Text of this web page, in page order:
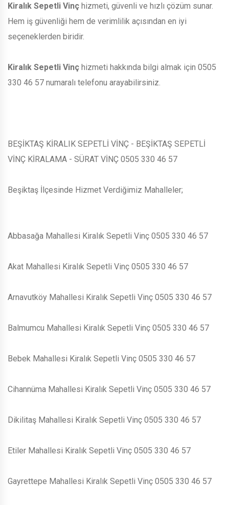
Kiralık Sepetli Vinç hizmeti, güvenli ve hızlı çözüm sunar.
Hem iş güvenliği hem de verimlilik açısından en iyi
seçeneklerden biridir.
Kiralık Sepetli Vinç hizmeti hakkında bilgi almak için 0505
330 46 57 numaralı telefonu arayabilirsiniz.
BEŞİKTAŞ KİRALIK SEPETLİ VİNÇ - BEŞİKTAŞ SEPETLİ
VİNÇ KİRALAMA - SÜRAT VİNÇ 0505 330 46 57
Beşiktaş İlçesinde Hizmet Verdiğimiz Mahalleler;
Abbasağa Mahallesi Kiralık Sepetli Vinç 0505 330 46 57
Akat Mahallesi Kiralık Sepetli Vinç 0505 330 46 57
Arnavutköy Mahallesi Kiralık Sepetli Vinç 0505 330 46 57
Balmumcu Mahallesi Kiralık Sepetli Vinç 0505 330 46 57
Bebek Mahallesi Kiralık Sepetli Vinç 0505 330 46 57
Cihannüma Mahallesi Kiralık Sepetli Vinç 0505 330 46 57
Dikilitaş Mahallesi Kiralık Sepetli Vinç 0505 330 46 57
Etiler Mahallesi Kiralık Sepetli Vinç 0505 330 46 57
Gayrettepe Mahallesi Kiralık Sepetli Vinç 0505 330 46 57